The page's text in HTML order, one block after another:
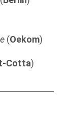
(Oekom)
Cotta)